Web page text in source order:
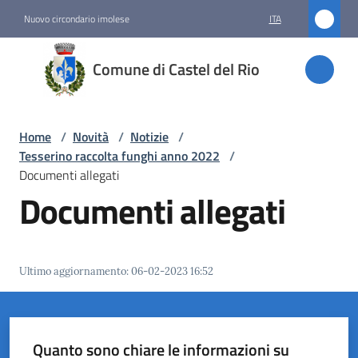
Nuovo circondario imolese ITA
Comune di Castel del Rio
Comune
di
Castel
Amministrazione
Vivere
Home / Novità / Notizie /
Tesserino raccolta funghi anno 2022 /
Documenti allegati
Documenti allegati
Ultimo aggiornamento:06-02-2023 16:52
Quanto sono chiare le informazioni su